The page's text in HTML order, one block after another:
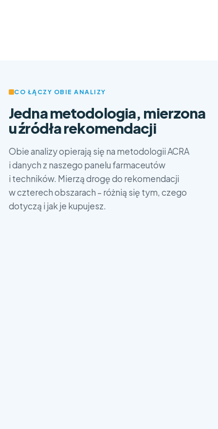
CO ŁĄCZY OBIE ANALIZY
Jedna metodologia, mierzona
u źródła rekomendacji
Obie analizy opierają się na metodologii ACRA
i danych z naszego panelu farmaceutów
i techników. Mierzą drogę do rekomendacji
w czterech obszarach – różnią się tym, czego
dotyczą i jak je kupujesz.